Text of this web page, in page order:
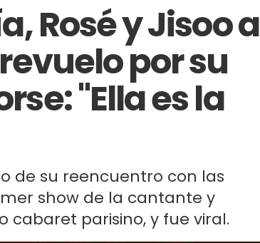
Rosé y Jisoo a
por su
"Ella es la
de su reencuentro con las
show de la cantante y
cabaret parisino, y fue viral.